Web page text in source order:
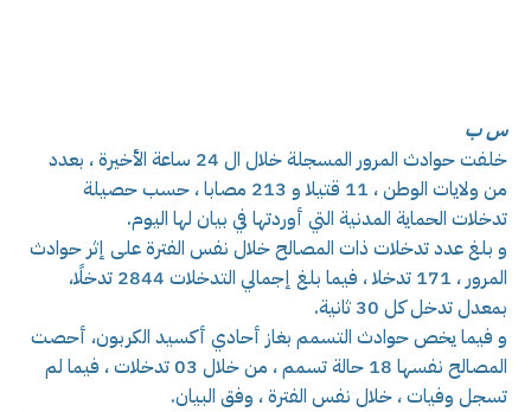
س ب
خلفت حوادث المرور المسجلة خلال ال 24 ساعة الأخيرة ، بعدد
من ولايات الوطن ، 11 قتيلا و 213 مصابا ، حسب حصيلة
تدخلات الحماية المدنية التي أوردتها في بيان لها اليوم.
و بلغ عدد تدخلات ذات المصالح خلال نفس الفترة على إثر حوادث
المرور ، 171 تدخلا ، فيما بلغ إجمالي التدخلات 2844 تدخلًا،
بمعدل تدخل كل 30 ثانية.
و فيما يخص حوادث التسمم بغاز أحادي أكسيد الكربون، أحصت
المصالح نفسها 18 حالة تسمم ، من خلال 03 تدخلات ، فيما لم
تسجل وفيات ، خلال نفس الفترة ، وفق البيان.